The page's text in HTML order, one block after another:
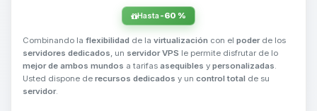
Hasta -60 %
Combinando la flexibilidad de la virtualización con el poderde los
servidores dedicados, un servidor VPS le permite disfrutar de lo
mejor de ambos mundos a tarifas asequibles y personalizadas.
Usted dispone de recursos dedicados y un control total de su
servidor.